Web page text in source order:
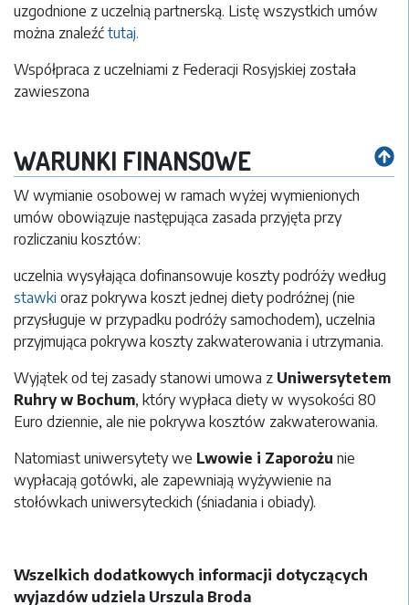
uzgodnione z uczelnią partnerską. Listę wszystkich umów
można znaleźć tutaj.
Współpraca z uczelniami z Federacji Rosyjskiej została
zawieszona
WARUNKI FINANSOWE
W wymianie osobowej w ramach wyżej wymienionych
umów obowiązuje następująca zasada przyjęta przy
rozliczaniu kosztów:
uczelnia wysyłająca dofinansowuje koszty podróży według
stawki oraz pokrywa koszt jednej diety podróżnej (nie
przysługuje w przypadku podróży samochodem), uczelnia
przyjmująca pokrywa koszty zakwaterowania i utrzymania.
Wyjątek od tej zasady stanowi umowa z Uniwersytetem
Ruhry w Bochum, który wypłaca diety w wysokości 80
Euro dziennie, ale nie pokrywa kosztów zakwaterowania.
Natomiast uniwersytety we Lwowie i Zaporożu nie
wypłacają gotówki, ale zapewniają wyżywienie na
stołówkach uniwersyteckich (śniadania i obiady).
Wszelkich dodatkowych informacji dotyczących
wyjazdów udziela Urszula Broda